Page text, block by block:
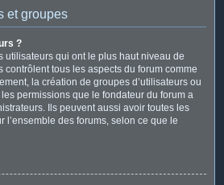
et groupes
?
utilisateurs qui ont le plus haut niveau de
contrôlent tous les aspects du forum comme
la création de groupes d’utilisateurs ou
permissions que le fondateur du forum a
Ils peuvent aussi avoir toutes les
l’ensemble des forums, selon ce que le